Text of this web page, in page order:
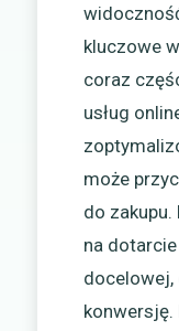
kluczowe
coraz
usług
może
do
na
docelowej,
konwersję.